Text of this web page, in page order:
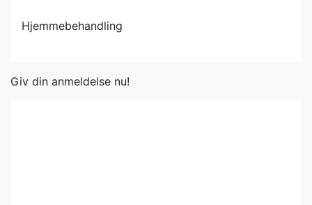
Hjemmebehandling
Giv din anmeldelse nu!